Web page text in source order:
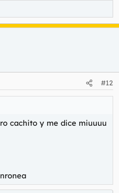
#12
cachito y me dice miuuuu